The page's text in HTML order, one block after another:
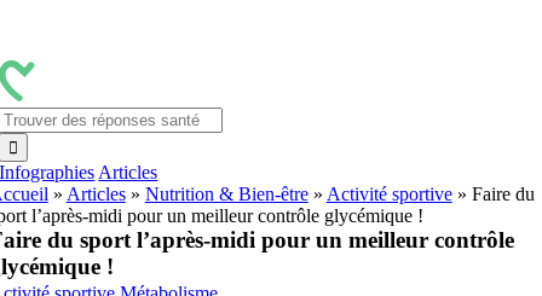
contenu
Infographies Articles
» Articles» Nutrition & Bien-être» Activité sportive» Faire du
l’après-midi pour un meilleur contrôle glycémique !
du sport l’après-midi pour un meilleur contrôle
!